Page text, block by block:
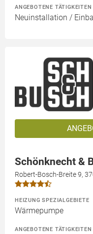
ANGEBOTENE TÄTIGKEITEN
Neuinstallation /
Schönknecht &
Robert-Bosch-Breite 9,
HEIZUNG SPEZIALGEBIETE
Wärmepumpe
ANGEBOTENE TÄTIGKEITEN